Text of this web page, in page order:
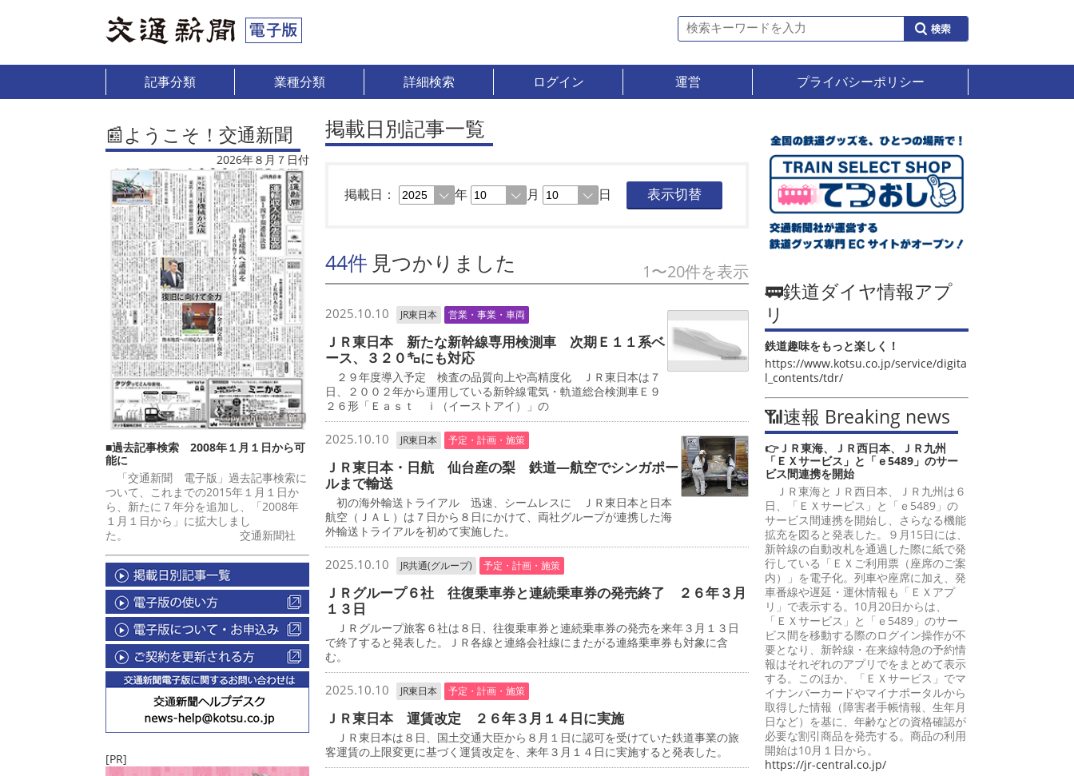
記事分類 業種分類 詳細検索 ログイン 運営 プライバシーポリシー
📰ようこそ！交通新聞
2026年８月７日付
■過去記事検索 2008年１月１日から可
能に
「交通新聞 電子版」過去記事検索に
ついて、これまでの2015年１月１日か
ら、新たに７年分を追加し、「2008年
１月１日から」に拡大しまし
た。 交通新聞社
[PR]
掲載日別記事一覧
掲載日： 年 月 日 表示切替
44件 見つかりました 1〜20件を表示
2025.10.10 JR東日本 営業・事業・車両
ＪＲ東日本 新たな新幹線専用検測車 次期Ｅ１１系ベ
ース、３２０㌔にも対応
２９年度導入予定 検査の品質向上や高精度化 ＪＲ東日本は７
日、２００２年から運用している新幹線電気・軌道総合検測車Ｅ９
２６形「Ｅａｓｔ ｉ（イーストアイ）」の
2025.10.10 JR東日本 予定・計画・施策
ＪＲ東日本・日航 仙台産の梨 鉄道―航空でシンガポー
ルまで輸送
初の海外輸送トライアル 迅速、シームレスに ＪＲ東日本と日本
航空（ＪＡＬ）は７日から８日にかけて、両社グループが連携した海
外輸送トライアルを初めて実施した。
2025.10.10 JR共通(グループ) 予定・計画・施策
ＪＲグループ６社 往復乗車券と連続乗車券の発売終了 ２６年３月
１３日
ＪＲグループ旅客６社は８日、往復乗車券と連続乗車券の発売を来年３月１３日
で終了すると発表した。ＪＲ各線と連絡会社線にまたがる連絡乗車券も対象に含
む。
2025.10.10 JR東日本 予定・計画・施策
ＪＲ東日本 運賃改定 ２６年３月１４日に実施
ＪＲ東日本は８日、国土交通大臣から８月１日に認可を受けていた鉄道事業の旅
客運賃の上限変更に基づく運賃改定を、来年３月１４日に実施すると発表した。
🚃鉄道ダイヤ情報アプ
リ
鉄道趣味をもっと楽しく！
https://www.kotsu.co.jp/service/digita
l_contents/tdr/
📶速報 Breaking news
👉ＪＲ東海、ＪＲ西日本、ＪＲ九州
「ＥＸサービス」と「ｅ5489」のサー
ビス間連携を開始
ＪＲ東海とＪＲ西日本、ＪＲ九州は６
日、「ＥＸサービス」と「ｅ5489」の
サービス間連携を開始し、さらなる機能
拡充を図ると発表した。９月15日には、
新幹線の自動改札を通過した際に紙で発
行している「ＥＸご利用票（座席のご案
内）」を電子化。列車や座席に加え、発
車番線や遅延・運休情報も「ＥＸアプ
リ」で表示する。10月20日からは、
「ＥＸサービス」と「ｅ5489」のサー
ビス間を移動する際のログイン操作が不
要となり、新幹線・在来線特急の予約情
報はそれぞれのアプリでをまとめて表示
する。このほか、「ＥＸサービス」でマ
イナンバーカードやマイナポータルから
取得した情報（障害者手帳情報、生年月
日など）を基に、年齢などの資格確認が
必要な割引商品を発売する。商品の利用
開始は10月１日から。
https://jr-central.co.jp/